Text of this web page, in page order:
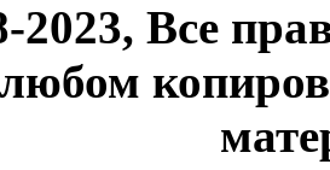
2023, Все